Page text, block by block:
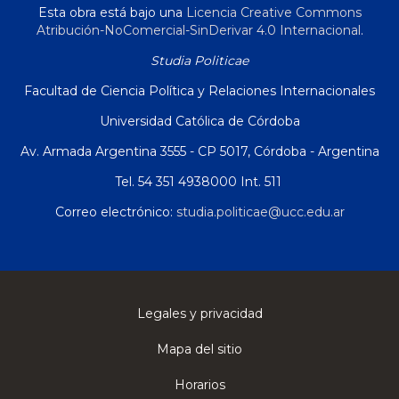
Esta obra está bajo una Licencia Creative Commons
Atribución-NoComercial-SinDerivar 4.0 Internacional.
Studia Politicae
Facultad de Ciencia Política y Relaciones Internacionales
Universidad Católica de Córdoba
Av. Armada Argentina 3555 - CP 5017, Córdoba - Argentina
Tel. 54 351 4938000 Int. 511
Correo electrónico: studia.politicae@ucc.edu.ar
Legales y privacidad
Mapa del sitio
Horarios